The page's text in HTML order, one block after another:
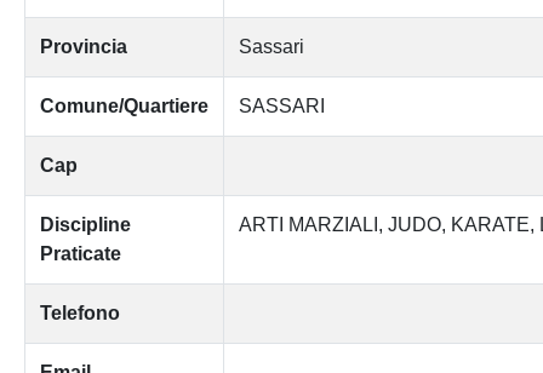
Provincia Sassari
Comune/Quartiere SASSARI
Cap
Discipline
Praticate
ARTI MARZIALI JUDO KARATE
Telefono